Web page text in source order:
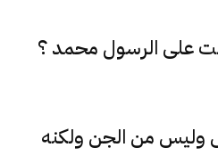
على الرسول محمد؟
من الجن ولكنه